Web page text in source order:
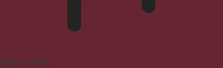
Blindness Mode